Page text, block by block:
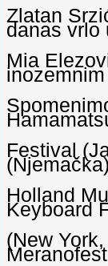
Zlatan
danas vrlo
Mia
Festival
Holland
Keyboard
(New